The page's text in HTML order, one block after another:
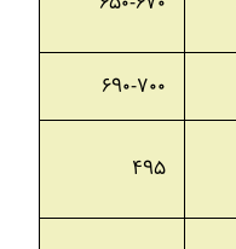
۶۹۰-۷۰۰
۴۹۵